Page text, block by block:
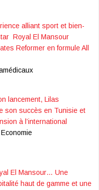
alliant sport et bien-
Royal El Mansour
Reformer en formule All
lancement, Lilas
son succès en Tunisie et
à l’international
El Mansour… Une
haut de gamme et une